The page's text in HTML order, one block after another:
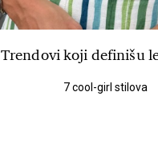
Trendovi koji definišu
7 cool-girl stilova